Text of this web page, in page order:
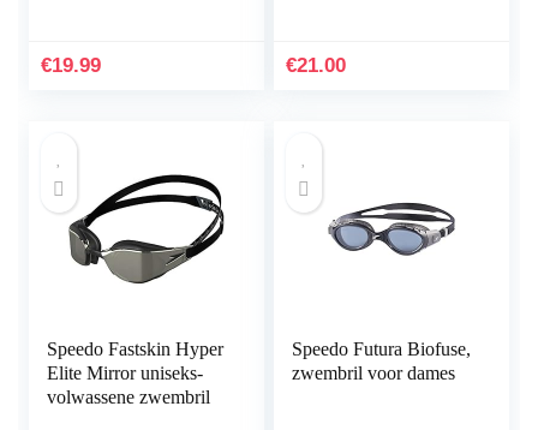
€19.99 €21.00
Speedo Fastskin Hyper
Elite Mirror uniseks-
volwassene zwembril
Speedo Futura Biofuse,
zwembril voor dames